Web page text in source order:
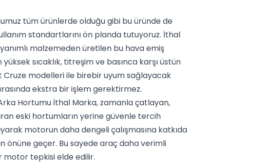
tüm ürünlerde olduğu gibi bu üründe de
standartlarını ön planda tutuyoruz. İthal
malzemeden üretilen bu hava emiş
sıcaklık, titreşim ve basınca karşı üstün
modelleri ile birebir uyum sağlayacak
ekstra bir işlem gerektirmez.
Hortumu İthal Marka, zamanla çatlayan,
eski hortumların yerine güvenle tercih
motorun daha dengeli çalışmasına katkıda
önüne geçer. Bu sayede araç daha verimli
motor tepkisi elde edilir.